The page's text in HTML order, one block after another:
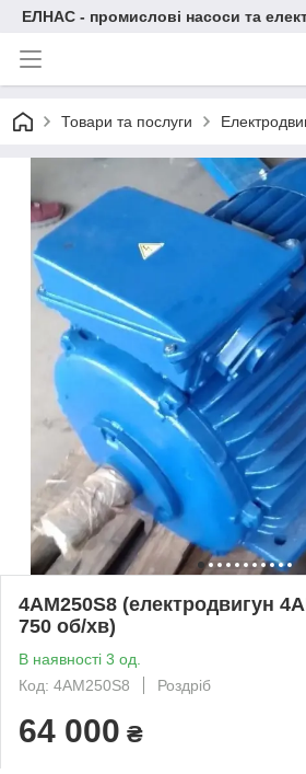
ЕЛНАС - промислові насоси та
Товари та послуги
4АМ250S8 (електродвигун
750 об/хв)
В наявності 3 од.
Код: 4АМ250S8
Роздріб
64 000 ₴